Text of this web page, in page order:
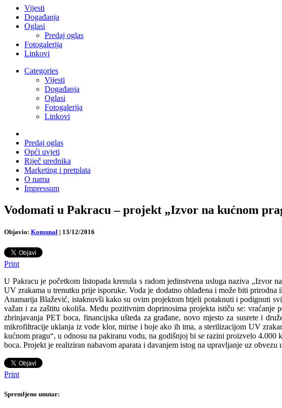
Vijesti
Događanja
Oglasi
Predaj oglas
Fotogalerija
Linkovi
Categories
Vijesti
Događanja
Oglasi
Fotogalerija
Linkovi
Predaj oglas
Opći uvjeti
Riječ urednika
Marketing i pretplata
O nama
Impressum
Vodomati u Pakracu – projekt „Izvor na kućnom
Objavio: Komunal | 13/12/2016
Print
U Pakracu je početkom listopada krenula s radom jedinstvena usluga naziva „Izvor
UV zrakama u trenutku prije isporuke. Voda je dodatno ohlađena i može biti
Anamarija Blažević, istaknuvši kako su ovim projektom htjeli potaknuti i podignuti
važan i za zaštitu okoliša. Među pozitivnim doprinosima projekta ističu se:
zbrinjavanja PET boca, financijska ušteda za građane, novo mjesto za susrete i
mikrofiltracije uklanja iz vode klor, mirise i boje ako ih ima, a sterilizacijom UV
kućnom pragu“, u odnosu na pakiranu vodu, na godišnjoj bi se razini proizvelo
boca. Projekt je realiziran nabavom aparata i davanjem istog na upravljanje uz
Print
Spremljeno unutar: